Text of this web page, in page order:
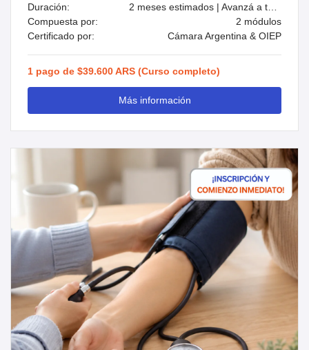
Duración:
Compuesta por:
2 módulos
Certificado por:
Cámara Argentina & OIEP
1 pago de $39.600 ARS (Curso completo)
Más información